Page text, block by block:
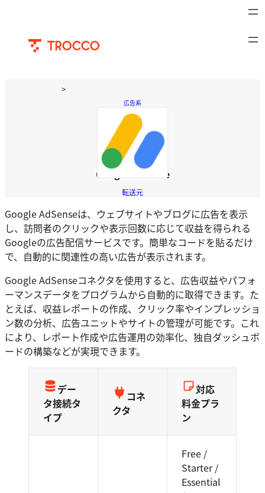
>
コネクタ>
広告系
Google AdSense
転送元
Google AdSenseは、ウェブサイトやブログに広告を表示
し、訪問者のクリックや表示回数に応じて収益を得られる
Googleの広告配信サービスです。簡単なコードを貼るだけ
で、自動的に関連性の高い広告が表示されます。
Google AdSenseコネクタを使用すると、広告収益やパフォ
ーマンスデータをプログラムから自動的に取得できます。た
とえば、収益レポートの作成、クリック率やインプレッショ
ン数の分析、広告ユニットやサイトの管理が可能です。これ
により、レポート作成や広告運用の効率化、独自ダッシュボ
ードの構築などが実現できます。
デー
タ接続タ
イプ
コネ
クタ
対応
料金プラ
ン
Free /
Starter /
Essential